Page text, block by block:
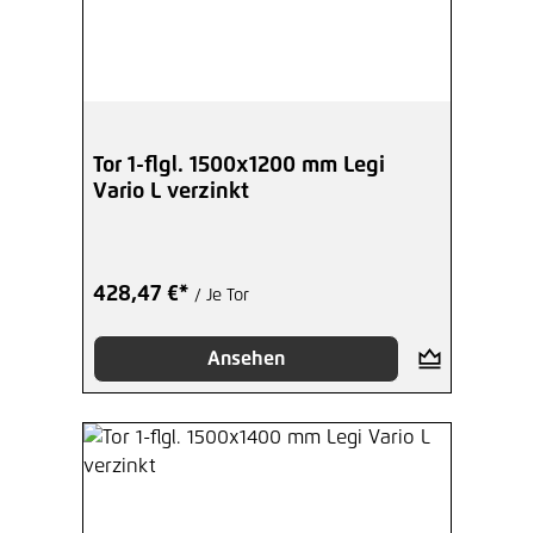
Tor 1-flgl. 1500x1200 mm Legi
Vario L verzinkt
428,47 €* / Je Tor
Ansehen